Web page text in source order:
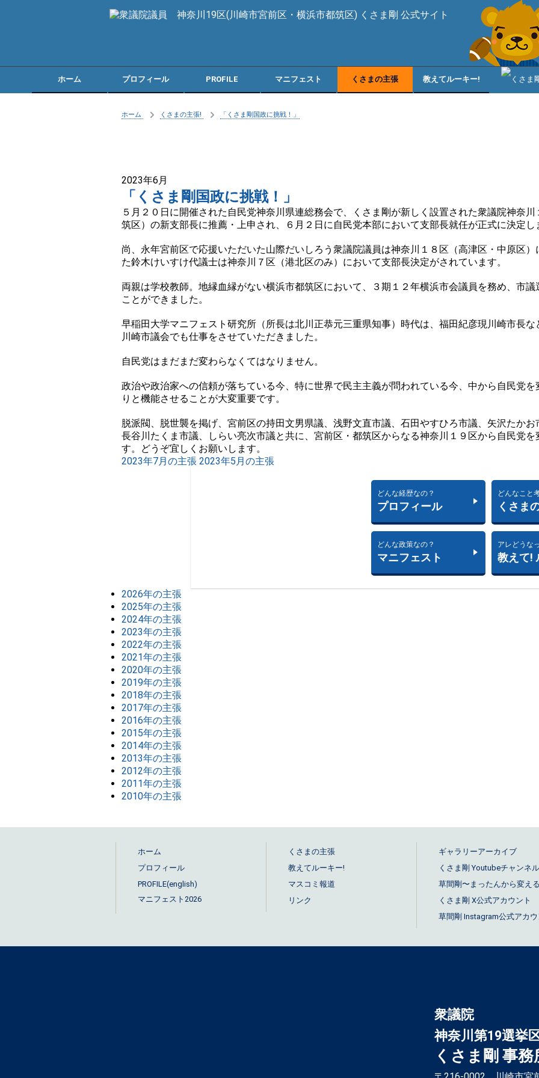
ホーム プロフィール PROFILE マニフェスト くさまの主張 教えてルーキー!
ホーム くさまの主張! 「くさま剛国政に挑戦！」
2023年6月
「くさま剛国政に挑戦！」
５月２０日に開催された自民党神奈川県連総務会で、くさま剛が新しく設置された衆議院神奈
筑区）の新支部長に推薦・上申され、６月２日に自民党本部において支部長就任が正式に決定し
尚、永年宮前区で応援いただいた山際だいしろう衆議院議員は神奈川１８区（高津区・中原区
た鈴木けいすけ代議士は神奈川７区（港北区のみ）において支部長決定がされています。
両親は学校教師。地縁血縁がない横浜市都筑区において、３期１２年横浜市会議員を務め、市
ことができました。
早稲田大学マニフェスト研究所（所長は北川正恭元三重県知事）時代は、福田紀彦現川崎市長な
川崎市議会でも仕事をさせていただきました。
自民党はまだまだ変わらなくてはなりません。
政治や政治家への信頼が落ちている今、特に世界で民主主義が問われている今、中から自民党
りと機能させることが大変重要です。
脱派閥、脱世襲を掲げ、宮前区の持田文男県議、浅野文直市議、石田やすひろ市議、矢沢たかお
長谷川たくま市議、しらい亮次市議と共に、宮前区・都筑区からなる神奈川１９区から自民党を
す。どうぞ宜しくお願いします。
2023年7月の主張 2023年5月の主張
どんな経歴なの？
プロフィール
どんなこと
くさま
どんな政策なの？
マニフェスト
アレどうな
教えて!
2026年の主張
2025年の主張
2024年の主張
2023年の主張
2022年の主張
2021年の主張
2020年の主張
2019年の主張
2018年の主張
2017年の主張
2016年の主張
2015年の主張
2014年の主張
2013年の主張
2012年の主張
2011年の主張
2010年の主張
ホーム
プロフィール
PROFILE(english)
マニフェスト2026
くさまの主張
教えてルーキー!
マスコミ報道
リンク
ギャラリーアーカイブ
くさま剛 Youtubeチャンネル
草間剛〜まったんから変え
くさま剛 X公式アカウント
草間剛 Instagram公式アカウ
衆議院
神奈川第19選挙
くさま剛 事務